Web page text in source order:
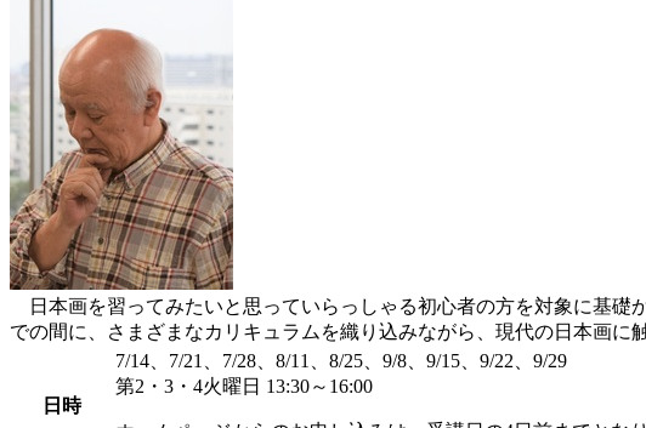
日本画を習ってみたいと思っていらっしゃる初心者の方を対象に基礎
での間に、さまざまなカリキュラムを織り込みながら、現代の日本画
日時
7/14、7/21、7/28、8/11、8/25、9/8、9/15、9/22、9/29
第2・3・4火曜日 13:30～16:00